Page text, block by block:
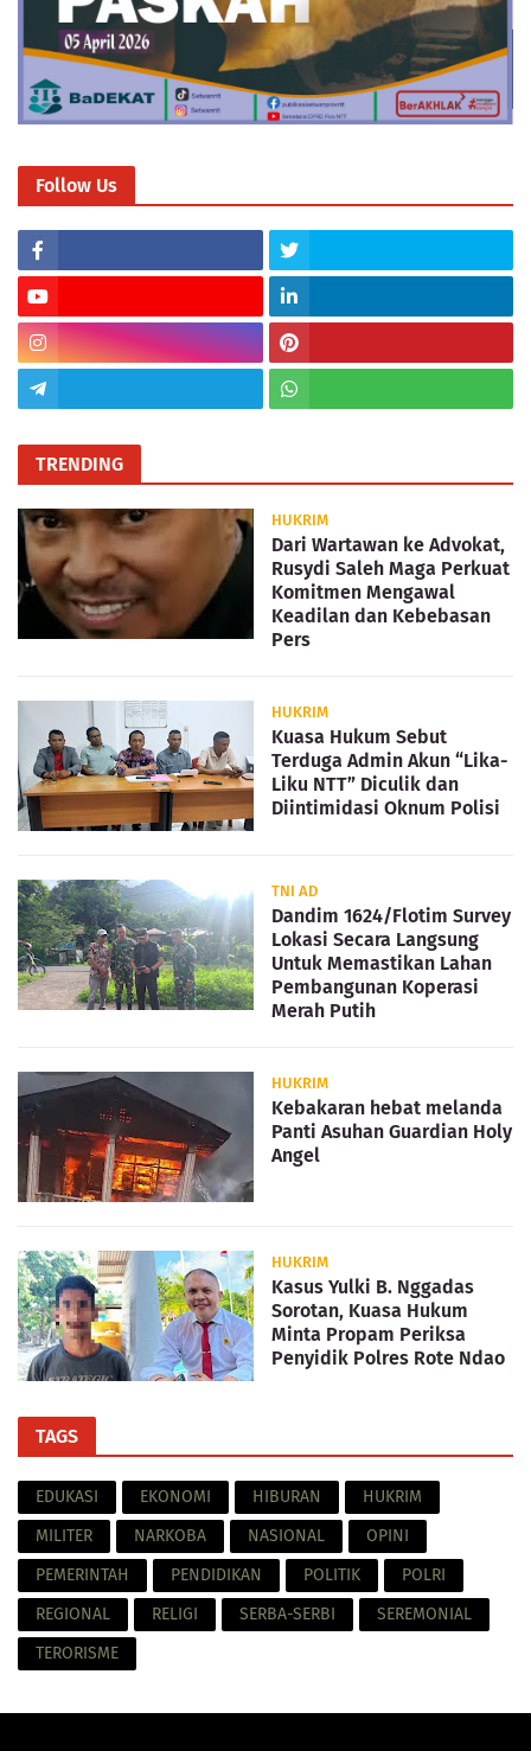
Follow Us
TRENDING
HUKRIM
Dari Wartawan ke Advokat,
Rusydi Saleh Maga Perkuat
Komitmen Mengawal
Keadilan dan Kebebasan
Pers
HUKRIM
Kuasa Hukum Sebut
Terduga Admin Akun “Lika-
Liku NTT” Diculik dan
Diintimidasi Oknum Polisi
TNI AD
Dandim 1624/Flotim Survey
Lokasi Secara Langsung
Untuk Memastikan Lahan
Pembangunan Koperasi
Merah Putih
HUKRIM
Kebakaran hebat melanda
Panti Asuhan Guardian Holy
Angel
HUKRIM
Kasus Yulki B. Nggadas
Sorotan, Kuasa Hukum
Minta Propam Periksa
Penyidik Polres Rote Ndao
TAGS
EDUKASI EKONOMI HIBURAN
HUKRIM
MILITER
NARKOBA NASIONAL
OPINI
PEMERINTAH
PENDIDIKAN POLITIK
POLRI
REGIONAL
RELIGI SERBA-SERBI
SEREMONIAL
TERORISME